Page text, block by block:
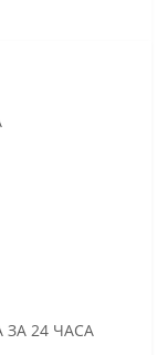
24 ЧАСА